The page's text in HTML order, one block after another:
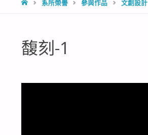
HOME系所榮譽 參與作品 文創設計
馥刻-1